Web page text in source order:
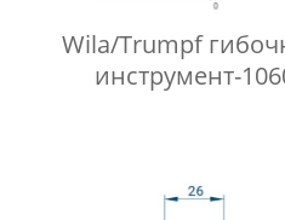
Wila/Trumpf
инструмент-